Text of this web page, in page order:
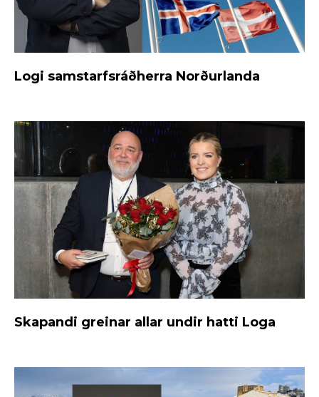
Logi samstarfsráðherra Norðurlanda
Skapandi greinar allar undir hatti Loga